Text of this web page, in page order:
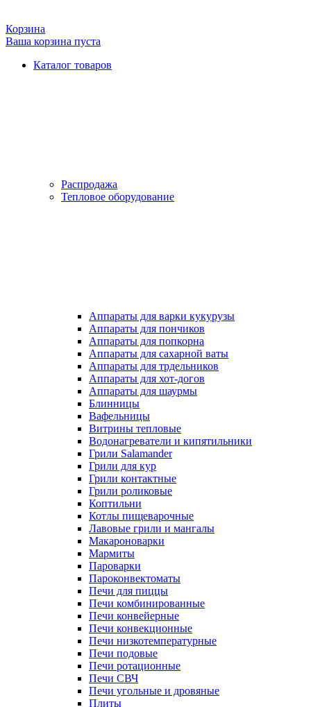
Корзина
Ваша корзина пуста
Каталог товаров
Распродажа
Тепловое оборудование
Аппараты для варки кукурузы
Аппараты для пончиков
Аппараты для попкорна
Аппараты для сахарной ваты
Аппараты для трдельников
Аппараты для хот-догов
Аппараты для шаурмы
Блинницы
Вафельницы
Витрины тепловые
Водонагреватели и кипятильники
Грили Salamander
Грили для кур
Грили контактные
Грили роликовые
Коптильни
Котлы пищеварочные
Лавовые грили и мангалы
Макароноварки
Мармиты
Пароварки
Пароконвектоматы
Печи для пиццы
Печи комбинированные
Печи конвейерные
Печи конвекционные
Печи низкотемпературные
Печи подовые
Печи ротационные
Печи СВЧ
Печи угольные и дровяные
Плиты